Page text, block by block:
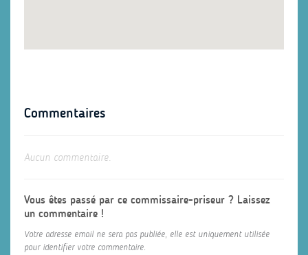
Commentaires
Aucun commentaire.
Vous êtes passé par ce commissaire-priseur ? Laissez
un commentaire !
Votre adresse email ne sera pas publiée, elle est uniquement utilisée
pour identifier votre commentaire.